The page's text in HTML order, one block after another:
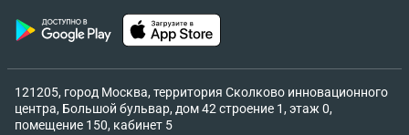
121205, город Москва, территория Сколково инновационного
центра, Большой бульвар, дом 42 строение 1, этаж 0,
помещение 150, кабинет 5